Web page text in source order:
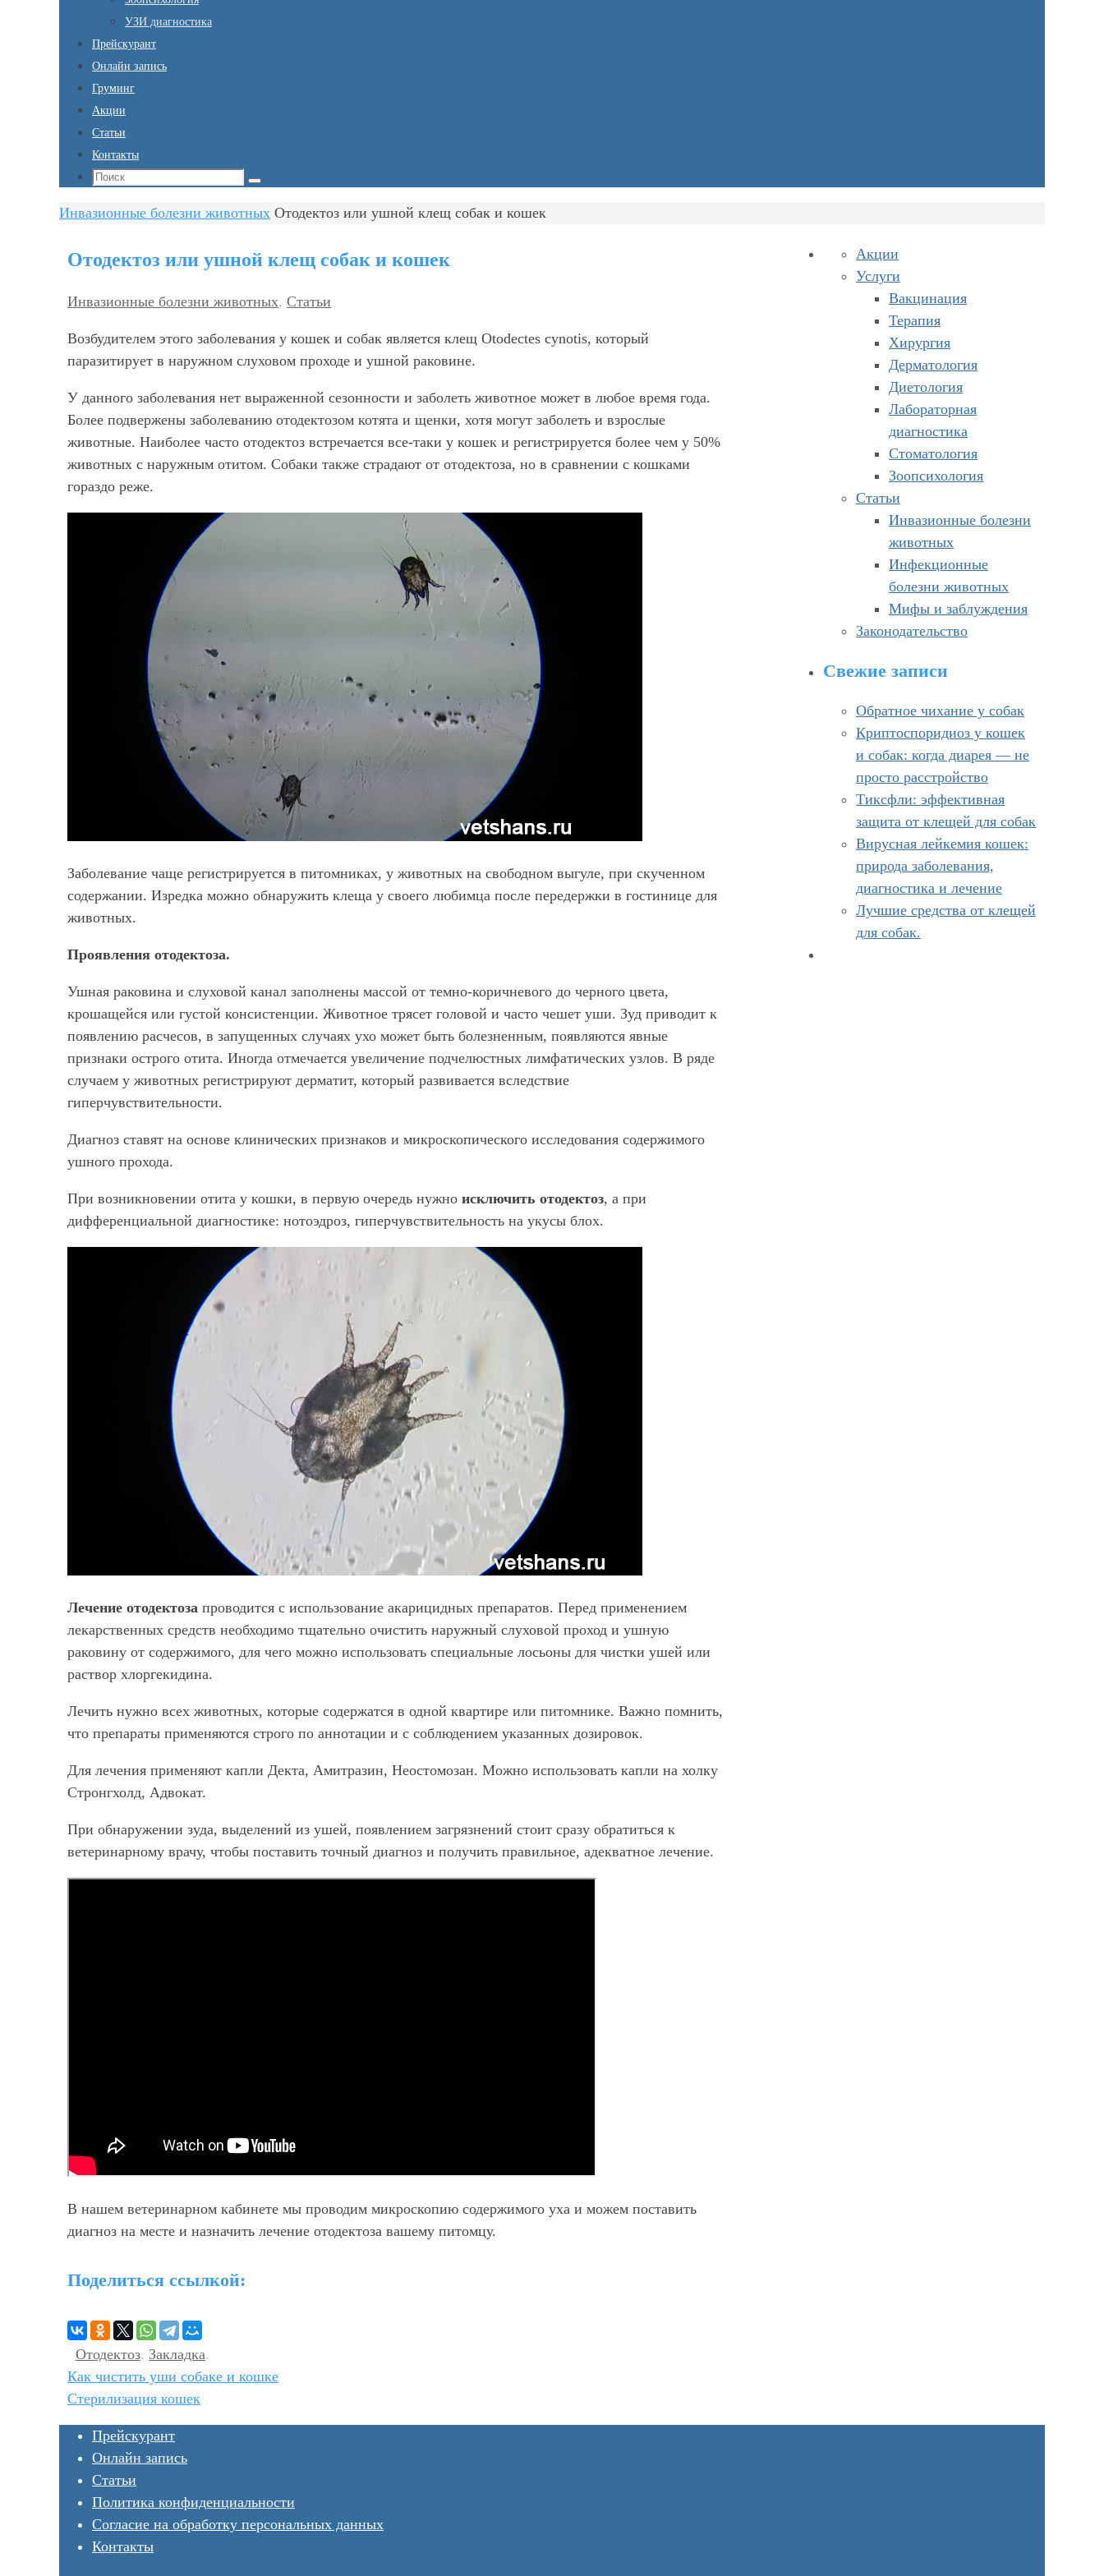
УЗИ диагностика
Прейскурант
Онлайн запись
Груминг
Акции
Статьи
Контакты
Что
Поиск
Главная
Инвазионные болезни животных Отодектоз или ушной клещ собак и кошек
Отодектоз или ушной клещ собак и кошек
Инвазионные болезни животных, Статьи
Возбудителем этого заболевания у кошек и собак является клещ Otodectes cynotis, который
паразитирует в наружном слуховом проходе и ушной раковине.
У данного заболевания нет выраженной сезонности и заболеть животное может в любое время года.
Более подвержены заболеванию отодектозом котята и щенки, хотя могут заболеть и взрослые
животные. Наиболее часто отодектоз встречается все-таки у кошек и регистрируется более чем у 50%
животных с наружным отитом. Собаки также страдают от отодектоза, но в сравнении с кошками
гораздо реже.
Заболевание чаще регистрируется в питомниках, у животных на свободном выгуле, при скученном
содержании. Изредка можно обнаружить клеща у своего любимца после передержки в гостинице для
животных.
Проявления отодектоза.
Ушная раковина и слуховой канал заполнены массой от темно-коричневого до черного цвета,
крошащейся или густой консистенции. Животное трясет головой и часто чешет уши. Зуд приводит к
появлению расчесов, в запущенных случаях ухо может быть болезненным, появляются явные
признаки острого отита. Иногда отмечается увеличение подчелюстных лимфатических узлов. В ряде
случаем у животных регистрируют дерматит, который развивается вследствие
гиперчувствительности.
Диагноз ставят на основе клинических признаков и микроскопического исследования содержимого
ушного прохода.
При возникновении отита у кошки, в первую очередь нужно исключить отодектоз, а при
дифференциальной диагностике: нотоэдроз, гиперчувствительность на укусы блох.
Лечение отодектоза проводится с использование акарицидных препаратов. Перед применением
лекарственных средств необходимо тщательно очистить наружный слуховой проход и ушную
раковину от содержимого, для чего можно использовать специальные лосьоны для чистки ушей или
раствор хлоргекидина.
Лечить нужно всех животных, которые содержатся в одной квартире или питомнике. Важно помнить,
что препараты применяются строго по аннотации и с соблюдением указанных дозировок.
Для лечения применяют капли Декта, Амитразин, Неостомозан. Можно использовать капли на холку
Стронгхолд, Адвокат.
При обнаружении зуда, выделений из ушей, появлением загрязнений стоит сразу обратиться к
ветеринарному врачу, чтобы поставить точный диагноз и получить правильное, адекватное лечение.
В нашем ветеринарном кабинете мы проводим микроскопию содержимого уха и можем поставить
диагноз на месте и назначить лечение отодектоза вашему питомцу.
Поделиться ссылкой:
Отодектоз. Закладка.
Как чистить уши собаке и кошке
Стерилизация кошек
Акции
Услуги
Вакцинация
Терапия
Хирургия
Дерматология
Диетология
Лабораторная
диагностика
Стоматология
Зоопсихология
Статьи
Инвазионные болезни
животных
Инфекционные
болезни животных
Мифы и заблуждения
Законодательство
Свежие записи
Обратное чихание у собак
Криптоспоридиоз у кошек
и собак: когда диарея — не
просто расстройство
Тиксфли: эффективная
защита от клещей для собак
Вирусная лейкемия кошек:
природа заболевания,
диагностика и лечение
Лучшие средства от клещей
для собак.
Прейскурант
Онлайн запись
Статьи
Политика конфиденциальности
Согласие на обработку персональных данных
Контакты